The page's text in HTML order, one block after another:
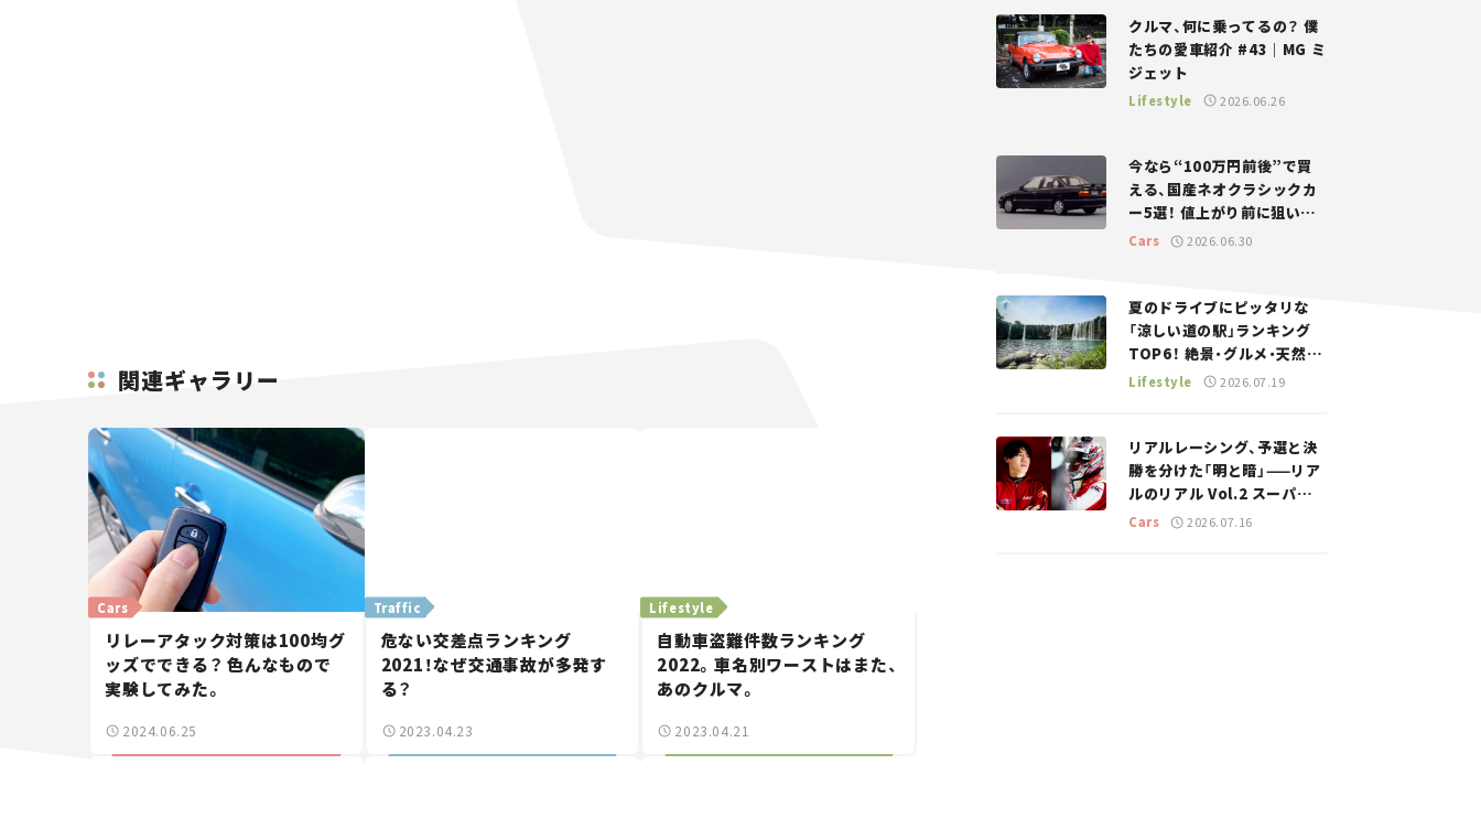
関連ギャラリー
Cars
リレーアタック対策は100均グ
ッズでできる？ 色んなもので
実験してみた。
2024.06.25
Traffic
危ない交差点ランキング
2021！なぜ交通事故が多発す
る？
2023.04.23
Lifestyle
自動車盗難件数ランキング
2022。車名別ワーストはまた、
あのクルマ。
2023.04.21
クルマ、何に乗ってるの？ 僕
たちの愛車紹介 #43｜MG ミ
ジェット
Lifestyle 2026.06.26
今なら“100万円前後”で買
える、国産ネオクラシックカ
ー5選！ 値上がり前に狙いた
い、中古車探しをお手伝い――ち
Cars 2026.06.30
夏のドライブにピッタリな
「涼しい道の駅」ランキング
TOP6！ 絶景・グルメ・天然ク
ーラーなど、避暑におすすめ
Lifestyle 2026.07.19
リアルレーシング、予選と決
勝を分けた「明と暗」——リア
ルのリアル Vol.2 スーパー
GT 2026開幕戦 岡山国際サ
Cars 2026.07.16